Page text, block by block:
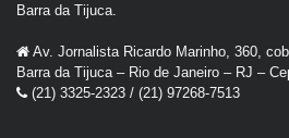
Barra da Tijuca.
Av. Jornalista Ricardo Marinho, 360,
Barra da Tijuca – Rio de Janeiro – RJ –
(21) 3325-2323 / (21) 97268-7513